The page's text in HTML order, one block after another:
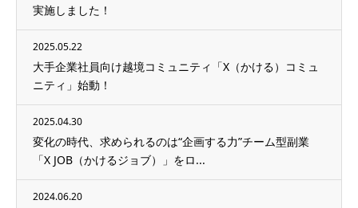
実施しました！
2025.05.22
大手企業社員向け越境コミュニティ「X（かける）コミュ
ニティ」始動！
2025.04.30
変化の時代、求められるのは“企画する力”チーム型副業
「X JOB（かけるジョブ）」をロ...
2024.06.20